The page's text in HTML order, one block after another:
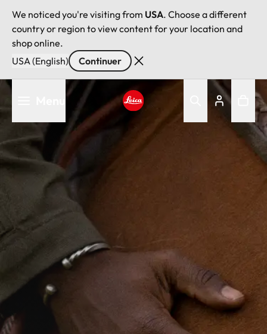
We noticed you're visiting from USA. Choose a different
country or region to view content for your location and
shop online.
USA (English)
Continuer
Aller
Leica logo - Home